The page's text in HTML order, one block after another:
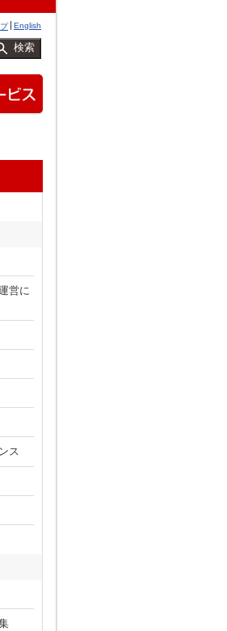
English
検索
営に
ス